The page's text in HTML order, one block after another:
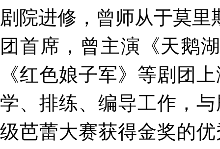
剧院进修，曾师从于莫里
团首席，曾主演《天鹅
《红色娘子军》等剧团
学、排练、编导工作，
级芭蕾大赛获得金奖的